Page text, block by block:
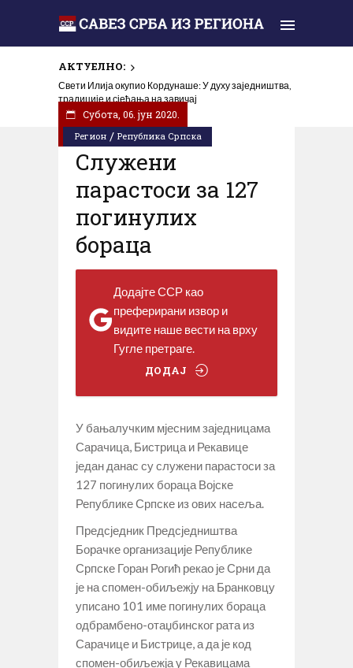
АКТУЕЛНО:
Свети Илија окупио Кордунаше: У духу заједништва,
традиције и сјећања на завичај
Регион / Република Српска
Субота, 06. јун 2020.
Служени
парастоси за 127
погинулих
бораца
Додајте ССР као
преферирани извор и
видите наше вести на врху
Гугле претраге.
ДОДАЈ
У бањалучким мјесним заједницама
Сарачица, Бистрица и Рекавице
један данас су служени парастоси за
127 погинулих бораца Војске
Републике Српске из ових насеља.
Предсједник Предсједништва
Борачке организације Републике
Српске Горан Рогић рекао је Срни да
је на спомен-обиљежју на Бранковцу
уписано 101 име погинулих бораца
одбрамбено-отаџбинског рата из
Сарачице и Бистрице, а да је код
спомен-обиљежја у Рекавицама